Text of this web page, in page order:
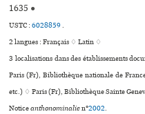
1635 ●
USTC :6028859.
2 langues :Français ♢Latin ♢
3 localisations dans des établissements
Paris (Fr), Bibliothèque nationale de
etc.) ♢ Paris (Fr), Bibliothèque Sainte
Noticeanthonominalien°2002.